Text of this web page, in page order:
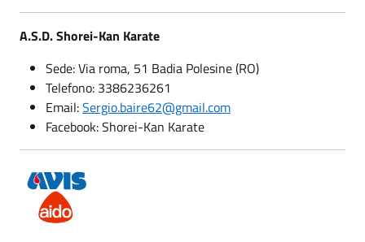
A.S.D. Shorei-Kan Karate
Sede: Via roma, 51 Badia Polesine (RO)
Telefono: 3386236261
Email:Sergio.baire62@gmail.com
Facebook: Shorei-Kan Karate